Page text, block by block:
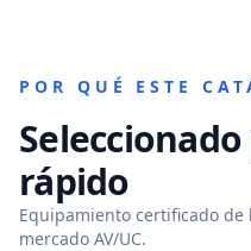
POR QUÉ ESTE
rápido
Equipamiento certificado
mercado AV/UC.